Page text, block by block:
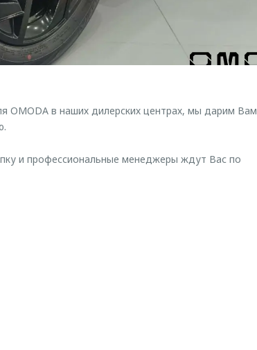
в наших дилерских центрах, мы дарим Вам
и профессиональные менеджеры ждут Вас по